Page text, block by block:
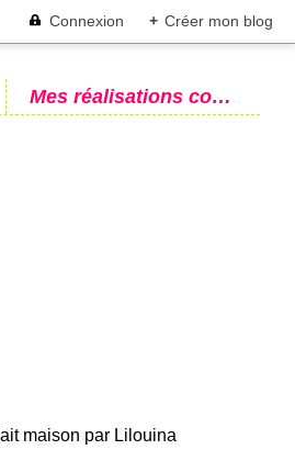
Connexion + Créer mon blog
Mes réalisations couture